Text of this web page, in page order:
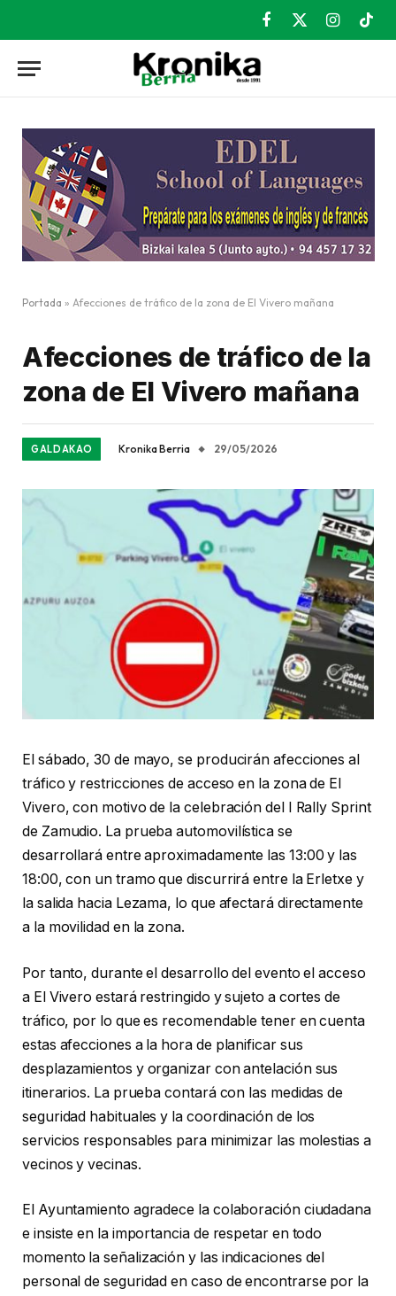
Facebook
X
Instagram
Portada » Afecciones de tráfico de la zona de El Vivero mañana
Afecciones de tráfico de la
zona de El Vivero mañana
GALDAKAO Kronika Berria 29/05/2026
El sábado, 30 de mayo, se producirán afecciones al
tráfico y restricciones de acceso en la zona de El
Vivero, con motivo de la celebración del I Rally Sprint
de Zamudio. La prueba automovilística se
desarrollará entre aproximadamente las 13:00 y las
18:00, con un tramo que discurrirá entre la Erletxe y
la salida hacia Lezama, lo que afectará directamente
a la movilidad en la zona.
Por tanto, durante el desarrollo del evento el acceso
a El Vivero estará restringido y sujeto a cortes de
tráfico, por lo que es recomendable tener en cuenta
estas afecciones a la hora de planificar sus
desplazamientos y organizar con antelación sus
itinerarios. La prueba contará con las medidas de
seguridad habituales y la coordinación de los
servicios responsables para minimizar las molestias a
vecinos y vecinas.
El Ayuntamiento agradece la colaboración ciudadana
e insiste en la importancia de respetar en todo
momento la señalización y las indicaciones del
personal de seguridad en caso de encontrarse por la